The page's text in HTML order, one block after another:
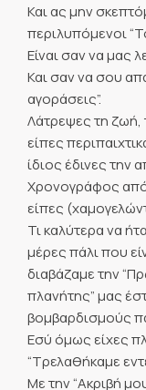
Και ας μην
περιλυπόμενοι
Είναι σαν να μας
Και σαν να σου
αγοράσεις”.
Λάτρεψες τη ζωή,
είπες
ίδιος έδινες την
Χρονογράφος από
είπες
Τι καλύτερα να
μέρες πάλι που
διαβάζαμε την
πλανήτης” μας
βομβαρδισμούς
Εσύ όμως είχες
“Τρελαθήκαμε
Με την “Ακριβή